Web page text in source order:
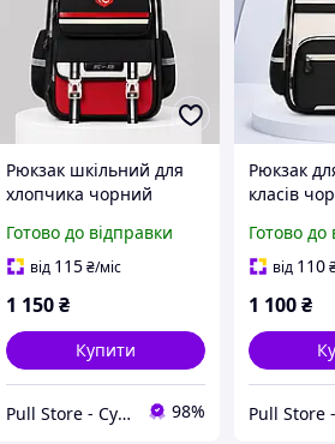
Рюкзак шкільний для
хлопчика чорний
класів
Готово до відправки
від 115₴/міс
1 150₴
Купити
Pull Store - Cумки, рюкзаки, шапки та інші аксесуари 98%
Рюкзак
класів
Готово до
від 110
1 100 ₴